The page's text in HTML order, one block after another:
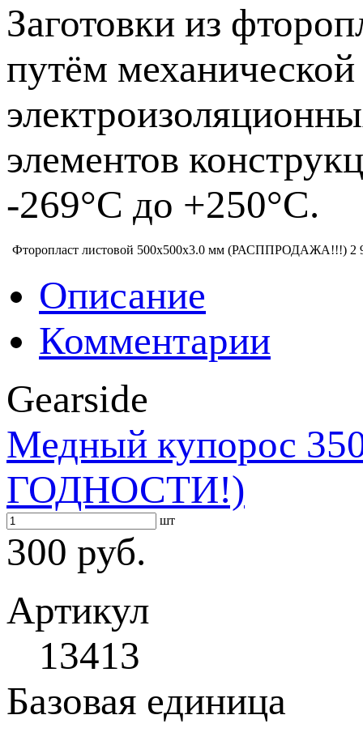
Заготовки из
путём
элементов
-269°С до +250°С.
Фторопласт листовой 500х500х3.0 мм (РАСППРОДАЖА!!!) 2
Описание
Комментарии
Gearside
Медный купорос
ГОДНОСТИ!)
шт
300 руб.
Артикул
13413
Базовая единица